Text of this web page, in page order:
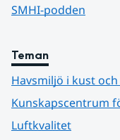
SMHI-podden
Teman
Havsmiljö i kust
Kunskapscentrum
Luftkvalitet